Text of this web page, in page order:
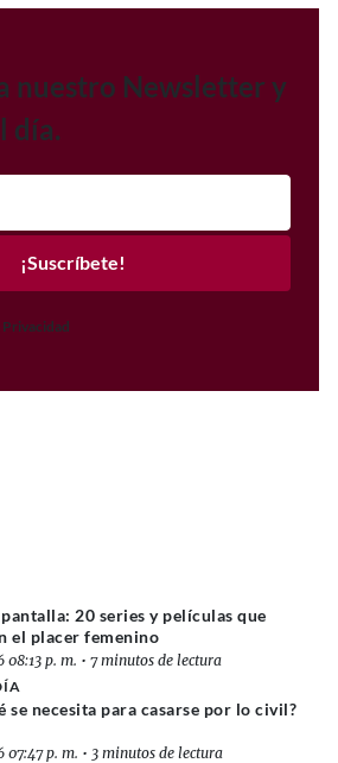
nuestro Newsletter y
día.
¡Suscríbete!
Privacidad
pantalla: 20 series y películas que
el placer femenino
08:13 p. m. • 7 minutos de lectura
se necesita para casarse por lo civil?
07:47 p. m. • 3 minutos de lectura